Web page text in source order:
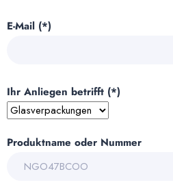
E-Mail (*)
Ihr Anliegen betrifft (*)
Produktname oder Nummer